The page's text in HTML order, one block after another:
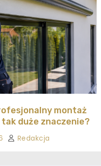
montaż
duże znaczenie?
Redakcja